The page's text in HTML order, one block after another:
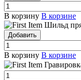
В корзину В корзине
Шильд
Добавить
В корзину В корзине